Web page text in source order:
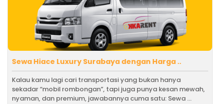
Sewa Hiace Luxury Surabaya dengan Harga ..
Kalau kamu lagi cari transportasi yang bukan hanya
sekadar “mobil rombongan”, tapi juga punya kesan mewah,
nyaman, dan premium, jawabannya cuma satu: Sewa ...